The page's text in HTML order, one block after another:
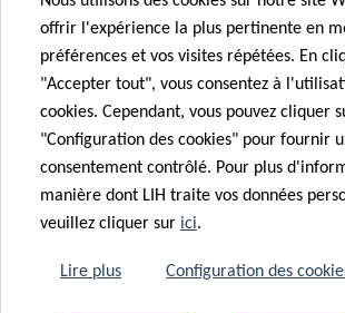
For the latest news,
please
visit
offrir l'expérience la plus pertinente en
préférences et vos visites répétées. En
"Accepter tout", vous consentez à
cookies. Cependant, vous pouvez cliquer
"Configuration des cookies" pour fournir
consentement contrôlé. Pour plus
manière dont LIH traite vos données
veuillez cliquer sur ici.
Lire plus Configuration des